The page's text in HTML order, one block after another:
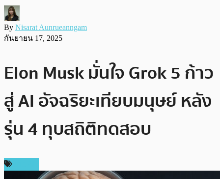
By Nisarat Aunrueanngam
กันยายน 17, 2025
Elon Musk มั่นใจ Grok 5 ก้าว
สู่ AI อัจฉริยะเทียบมนุษย์ หลัง
รุ่น 4 ทุบสถิติทดสอบ